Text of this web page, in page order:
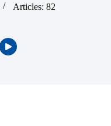
Articles: 82